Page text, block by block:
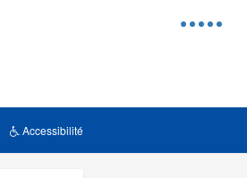
Menu
Accessibilité